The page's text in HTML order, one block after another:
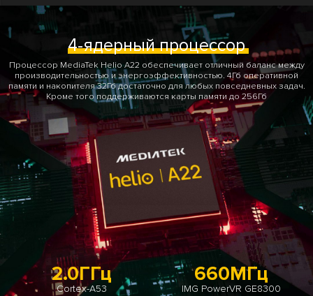
4-ядерный процессор
Процессор MediaTek Helio A22 обеспечивает отличный баланс между
производительностью и энергоэффективностью. 4Гб оперативной
памяти и накопителя 32Гб достаточно для любых повседневных задач.
Кроме того поддерживаются карты памяти до 256Гб
2.0ГГц
Cortex-A53
660МГц
IMG PowerVR GE8300